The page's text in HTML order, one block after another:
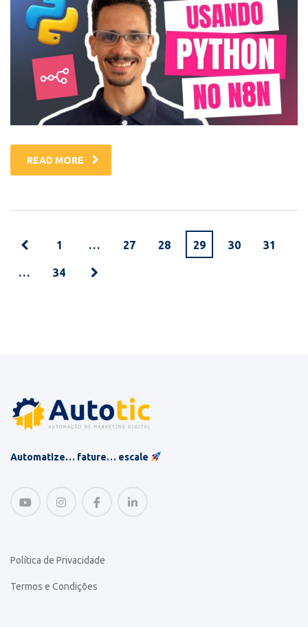
READ MORE
1 … 27 28 29 30 31
… 34
Automatize… fature… escale
Política de Privacidade
Termos e Condições